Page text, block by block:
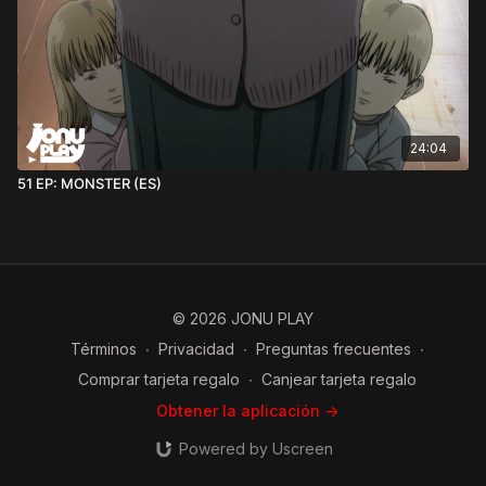
24:04
51 EP: MONSTER (ES)
© 2026 JONU PLAY
Términos ∙ Privacidad ∙ Preguntas frecuentes ∙
Comprar tarjeta regalo ∙ Canjear tarjeta regalo
Obtener la aplicación ->
Powered by Uscreen